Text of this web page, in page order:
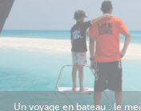
Un voyage en bateau : le